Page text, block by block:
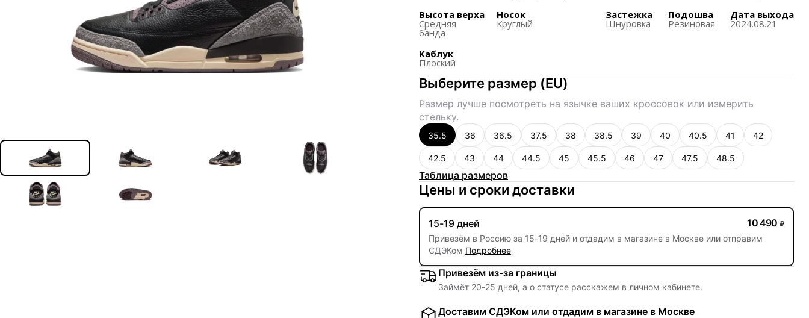
Высота верха
Средняя
банда
Носок
Круглый
Застежка
Шнуровка
Подошва
Резиновая
Дата выхода
2024.08.21
Каблук
Плоский
Выберите размер (EU)
Размер лучше посмотреть на язычке ваших кроссовок или измерить
стельку.
35.5 36 36.5 37.5 38 38.5 39 40 40.5 41 42
42.5 43 44 44.5 45 45.5 46 47 47.5 48.5
Таблица размеров
Цены и сроки доставки
15-19 дней 10 490 ₽
Привезём в Россию за 15-19 дней и отдадим в магазине в Москве или отправим
СДЭКом Подробнее
Привезём из-за границы
Займёт 20-25 дней, а о статусе расскажем в личном кабинете.
Доставим СДЭКом или отдадим в магазине в Москве